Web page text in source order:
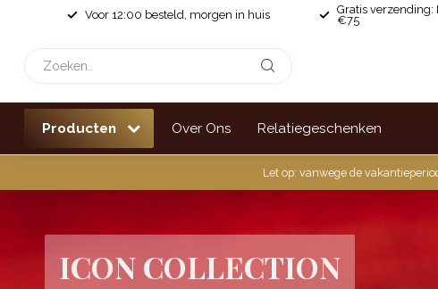
Voor 12:00 besteld, morgen in huis
Gratis verzending:
€75
Producten Over Ons Relatiegeschenken
Let op: vanwege de
ICON COLLECTION